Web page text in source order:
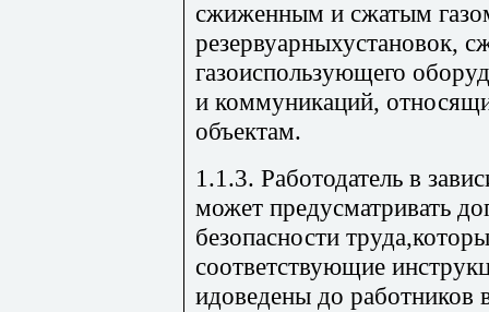
сжиженным и сжатым
резервуарныхустановок,
газоиспользующего
и коммуникаций,
объектам.
1.1.3. Работодатель в
может предусматривать
безопасности
соответствующие
идоведены до работников